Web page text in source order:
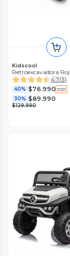
Kidscool
Retroexcavadora
4.7(3)
40% $76.990
30% $89.990
$129.990